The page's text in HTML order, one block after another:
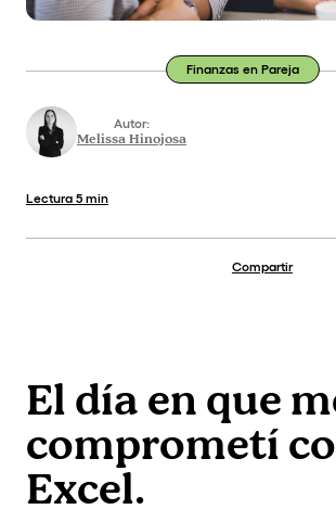
Finanzas en Pareja
Autor:
Melissa Hinojosa
Lectura 5 min
Compartir
El día en que
comprometí
Excel.